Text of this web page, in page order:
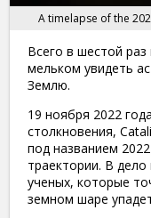
A timelapse of the
Всего в шестой
мельком увидеть
Землю.
19 ноября 2022
столкновения,
под названием
траектории. В дело
ученых, которые
земном шаре